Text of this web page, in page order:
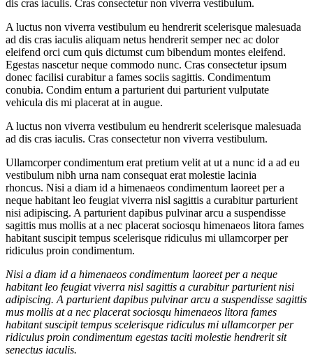
dis cras iaculis. Cras consectetur non viverra vestibulum.
A luctus non viverra vestibulum eu hendrerit scelerisque malesuada
ad dis cras iaculis aliquam netus hendrerit semper nec ac dolor
eleifend orci cum quis dictumst cum bibendum montes eleifend.
Egestas nascetur neque commodo nunc. Cras consectetur ipsum
donec facilisi curabitur a fames sociis sagittis. Condimentum
conubia. Condim entum a parturient dui parturient vulputate
vehicula dis mi placerat at in augue.
A luctus non viverra vestibulum eu hendrerit scelerisque malesuada
ad dis cras iaculis. Cras consectetur non viverra vestibulum.
Ullamcorper condimentum erat pretium velit at ut a nunc id a ad eu
vestibulum nibh urna nam consequat erat molestie lacinia
rhoncus. Nisi a diam id a himenaeos condimentum laoreet per a
neque habitant leo feugiat viverra nisl sagittis a curabitur parturient
nisi adipiscing. A parturient dapibus pulvinar arcu a suspendisse
sagittis mus mollis at a nec placerat sociosqu himenaeos litora fames
habitant suscipit tempus scelerisque ridiculus mi ullamcorper per
ridiculus proin condimentum.
Nisi a diam id a himenaeos condimentum laoreet per a neque
habitant leo feugiat viverra nisl sagittis a curabitur parturient nisi
adipiscing. A parturient dapibus pulvinar arcu a suspendisse sagittis
mus mollis at a nec placerat sociosqu himenaeos litora fames
habitant suscipit tempus scelerisque ridiculus mi ullamcorper per
ridiculus proin condimentum egestas taciti molestie hendrerit sit
senectus iaculis.